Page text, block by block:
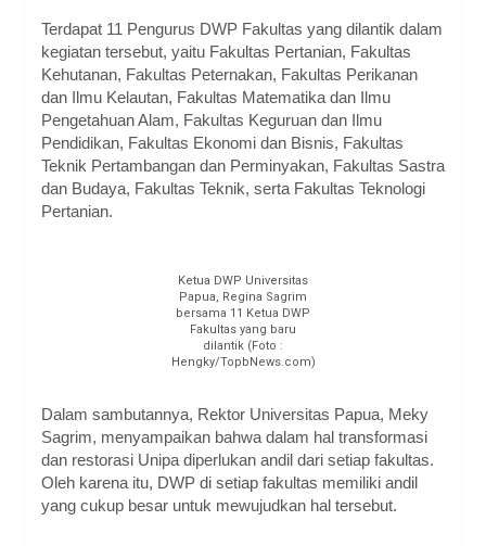
Terdapat 11 Pengurus DWP Fakultas yang dilantik dalam
kegiatan tersebut, yaitu Fakultas Pertanian, Fakultas
Kehutanan, Fakultas Peternakan, Fakultas Perikanan
dan Ilmu Kelautan, Fakultas Matematika dan Ilmu
Pengetahuan Alam, Fakultas Keguruan dan Ilmu
Pendidikan, Fakultas Ekonomi dan Bisnis, Fakultas
Teknik Pertambangan dan Perminyakan, Fakultas Sastra
dan Budaya, Fakultas Teknik, serta Fakultas Teknologi
Pertanian.
Ketua DWP Universitas
Papua, Regina Sagrim
bersama 11 Ketua DWP
Fakultas yang baru
dilantik (Foto :
Hengky/TopbNews.com)
Dalam sambutannya, Rektor Universitas Papua, Meky
Sagrim, menyampaikan bahwa dalam hal transformasi
dan restorasi Unipa diperlukan andil dari setiap fakultas.
Oleh karena itu, DWP di setiap fakultas memiliki andil
yang cukup besar untuk mewujudkan hal tersebut.